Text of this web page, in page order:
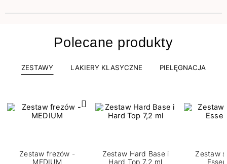
Polecane produkty
ZESTAWY LAKIERY KLASYCZNE PIELĘGNACJA
Zestaw frezów -
MEDIUM
Zestaw Hard Base i
Hard Top 7,2 ml
Zestaw